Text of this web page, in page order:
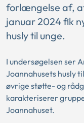
forlængelse af,
januar 2024 fik
husly til unge.
I undersøgelsen ser
Joannahusets husly
øvrige støtte- og
karakteriserer
Joannahuset.